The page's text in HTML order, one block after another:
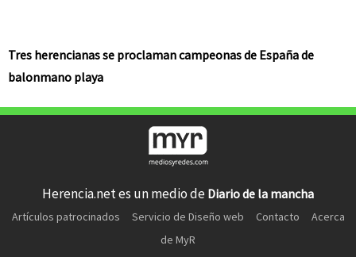
Tres herencianas se proclaman campeonas de España de
balonmano playa
Herencia.net es un medio de Diario de la mancha
Artículos patrocinados Servicio de Diseño web Contacto
Acerca
de MyR